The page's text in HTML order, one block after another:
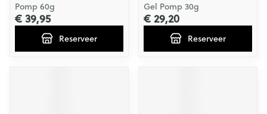
Pomp 60g
€ 39,95
Reserveer
Gel Pomp 30g
€ 29,20
Reserveer